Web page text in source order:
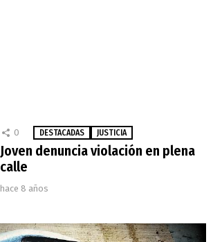
0 DESTACADAS JUSTICIA
Joven denuncia violación en plena
calle
hace 8 años